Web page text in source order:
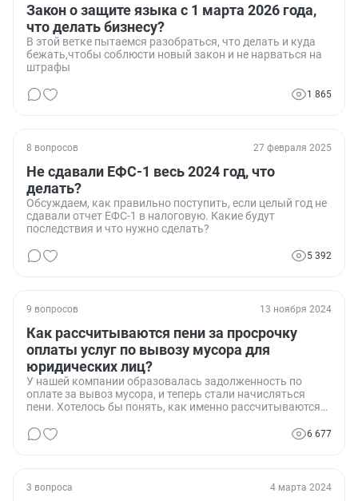
Закон о защите языка с 1 марта 2026 года,
что делать бизнесу?
В этой ветке пытаемся разобраться, что делать и куда
бежать,чтобы соблюсти новый закон и не нарваться на
штрафы
1 865
8 вопросов 27 февраля 2025
Не сдавали ЕФС-1 весь 2024 год, что
делать?
Обсуждаем, как правильно поступить, если целый год не
сдавали отчет ЕФС-1 в налоговую. Какие будут
последствия и что нужно сделать?
5 392
9 вопросов 13 ноября 2024
Как рассчитываются пени за просрочку
оплаты услуг по вывозу мусора для
юридических лиц?
У нашей компании образовалась задолженность по
оплате за вывоз мусора, и теперь стали начисляться
пени. Хотелось бы понять, как именно рассчитываются
6 677
3 вопроса 4 марта 2024